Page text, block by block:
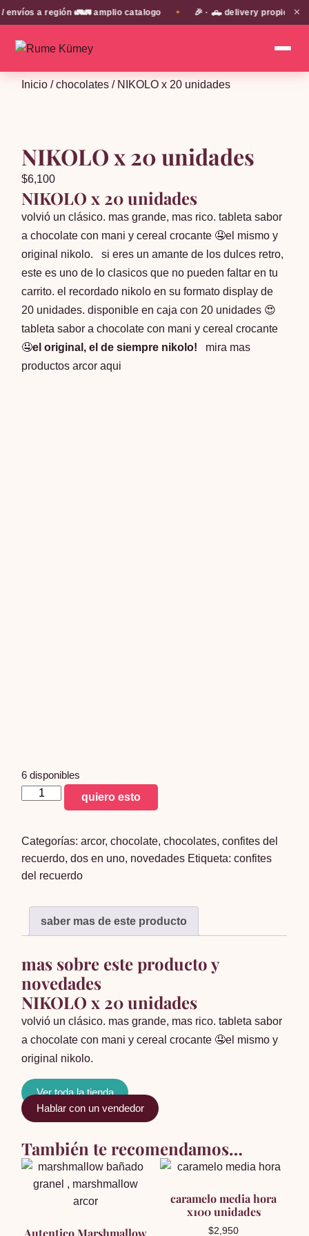
a región 🚛🚛 amplio catalogo 🎉 · 🛻 delivery propio en ✕
Inicio /chocolates / NIKOLO x 20 unidades
NIKOLO x 20 unidades
$6,100
NIKOLO x 20 unidades
volvió un clásico. mas grande, mas rico. tableta sabor
a chocolate con mani y cereal crocante 🤤el mismo y
original nikolo. si eres un amante de los dulces retro,
este es uno de lo clasicos que no pueden faltar en tu
carrito. el recordado nikolo en su formato display de
20 unidades. disponible en caja con 20 unidades 😍
tableta sabor a chocolate con mani y cereal crocante
🤤el original, el de siempre nikolo!
mira mas
productos arcor aqui
6 disponibles
NIKOLO
unidades
cantidad
quiero esto
Categorías:arcor,chocolate,chocolates,confites del
recuerdo,dos en uno, novedades Etiqueta:confites
del recuerdo
saber mas de este producto
mas sobre este producto y
novedades
NIKOLO x 20 unidades
volvió un clásico. mas grande, mas rico. tableta sabor
a chocolate con mani y cereal crocante 🤤el mismo y
original nikolo.
Ver toda la tienda
Hablar con un vendedor
También te recomendamos…
Autentico Marshmallow
caramelo media hora
x100 unidades
$2,950